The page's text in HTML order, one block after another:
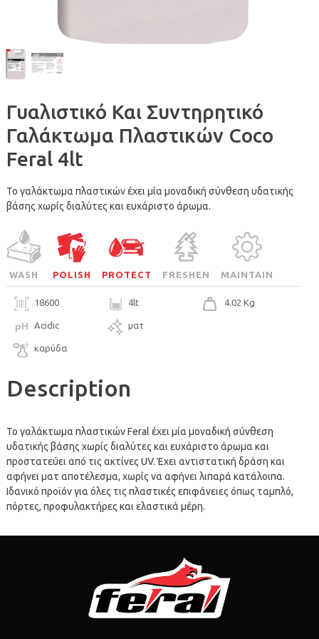
Γυαλιστικό Και Συντηρητικό
Γαλάκτωμα Πλαστικών Coco
Feral 4lt
Το γαλάκτωμα πλαστικών έχει μία μοναδική σύνθεση υδατικής
βάσης χωρίς διαλύτες και ευχάριστο άρωμα.
WASH POLISH PROTECT FRESHEN MAINTAIN
18600 4lt 4.02 Kg
Acidic ματ
καρύδα
Description
Το γαλάκτωμα πλαστικών Feral έχει μία μοναδική σύνθεση
υδατικής βάσης χωρίς διαλύτες και ευχάριστο άρωμα και
προστατεύει από τις ακτίνες UV. Έχει αντιστατική δράση και
αφήνει ματ αποτέλεσμα, χωρίς να αφήνει λιπαρά κατάλοιπα.
Ιδανικό προϊόν για όλες τις πλαστικές επιφάνειες όπως ταμπλό,
πόρτες, προφυλακτήρες και ελαστικά μέρη.